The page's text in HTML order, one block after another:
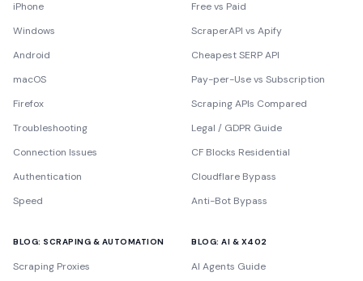
iPhone
Windows
Android
macOS
Firefox
Troubleshooting
Connection Issues
Authentication
Speed
Free vs Paid
ScraperAPI vs Apify
Cheapest SERP API
Pay-per-Use vs Subscription
Scraping APIs Compared
Legal / GDPR Guide
CF Blocks Residential
Cloudflare Bypass
Anti-Bot Bypass
BLOG: SCRAPING & AUTOMATION
Scraping Proxies
BLOG: AI & X402
AI Agents Guide